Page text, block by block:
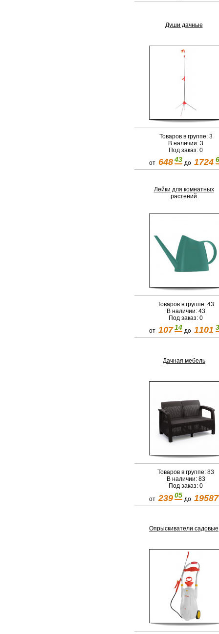
Души дачные
Товаров в группе: 3
В наличии: 3
Под заказ: 0
от 648 43до1724
Лейки для комнатных
растений
Товаров в группе: 43
В наличии: 43
Под заказ: 0
от 107 14до1101
Дачная мебель
Товаров в группе: 83
В наличии: 83
Под заказ: 0
от 239 05до19587
Опрыскиватели садовые